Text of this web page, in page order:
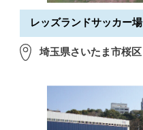
レッズランドサッカー場
埼玉県さいたま市桜区